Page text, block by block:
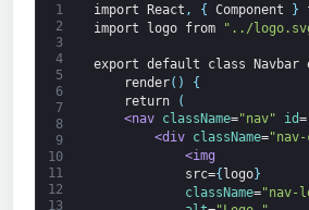
1
2
3
4
5
6
7
8
9
10
11
12
13
import React , { Component }
import
logo from "../
export default class Navbar
render( )
{
return
(
<nav className="nav" id=
<div className=
<img
src={logo}
className="nav-